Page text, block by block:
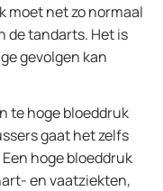
moet net zo normaal
de tandarts. Het is
gevolgen kan
te hoge bloeddruk
gaat het zelfs
hoge bloeddruk
en vaatziekten,